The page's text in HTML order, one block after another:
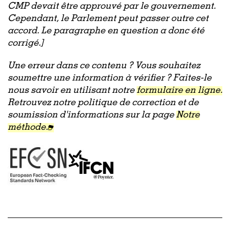
CMP devait être approuvé par le gouvernement.
Cependant, le Parlement peut passer outre cet
accord. Le paragraphe en question a donc été
corrigé.]
Une erreur dans ce contenu ? Vous souhaitez
soumettre une information à vérifier ? Faites-le
nous savoir en utilisant notreformulaire en ligne.
Retrouvez notre politique de correction et de
soumission d'informations sur la pageNotre
méthode.